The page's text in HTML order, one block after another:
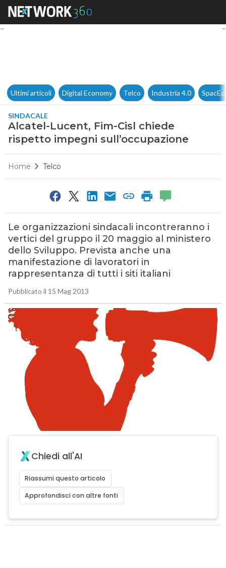
Alcatel-Lucent, Fim-Cisl
Ultimi articoli Digital Economy Telco Industria 4.0
SINDACALE
Alcatel-Lucent, Fim-Cisl chiede
rispetto impegni sull’occupazione
Home Telco
Le organizzazioni sindacali incontreranno i
vertici del gruppo il 20 maggio al ministero
dello Sviluppo. Prevista anche una
manifestazione di lavoratori in
rappresentanza di tutti i siti italiani
Pubblicato il 15 Mag 2013
Chiedi all'AI
Riassumi questo articolo
Approfondisci con altre fonti